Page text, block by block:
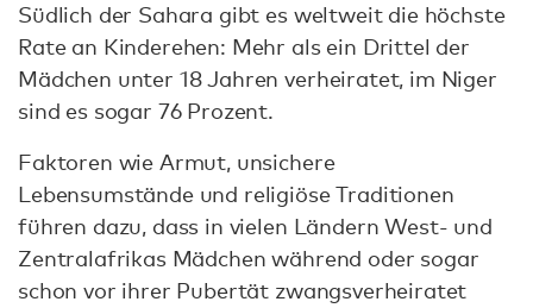
Südlich der Sahara gibt es weltweit die höchste
Rate an Kinderehen: Mehr als ein Drittel der
Mädchen unter 18 Jahren verheiratet, im Niger
sind es sogar 76 Prozent.
Faktoren wie Armut, unsichere
Lebensumstände und religiöse Traditionen
führen dazu, dass in vielen Ländern West- und
Zentralafrikas Mädchen während oder sogar
schon vor ihrer Pubertät zwangsverheiratet